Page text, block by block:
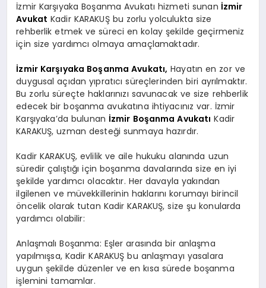
SIYASET
İzmir Karşıyaka Boşanma Avukatı hizmeti sunan İzmir
Avukat Kadir KARAKUŞ bu zorlu yolculukta size
rehberlik etmek ve süreci en kolay şekilde geçirmeniz
için size yardımcı olmaya amaçlamaktadır.
İzmir Karşıyaka Boşanma Avukatı, Hayatın en zor ve
duygusal açıdan yıpratıcı süreçlerinden biri ayrılmaktır.
Bu zorlu süreçte haklarınızı savunacak ve size rehberlik
edecek bir boşanma avukatına ihtiyacınız var. İzmir
Karşıyaka’da bulunan İzmir Boşanma Avukatı Kadir
KARAKUŞ, uzman desteği sunmaya hazırdır.
Kadir KARAKUŞ, evlilik ve aile hukuku alanında uzun
süredir çalıştığı için boşanma davalarında size en iyi
şekilde yardımcı olacaktır. Her davayla yakından
ilgilenen ve müvekkillerinin haklarını korumayı birincil
öncelik olarak tutan Kadir KARAKUŞ, size şu konularda
yardımcı olabilir:
Anlaşmalı Boşanma: Eşler arasında bir anlaşma
yapılmışsa, Kadir KARAKUŞ bu anlaşmayı yasalara
uygun şekilde düzenler ve en kısa sürede boşanma
işlemini tamamlar.